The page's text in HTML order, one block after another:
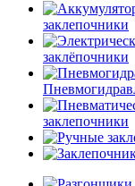
заклепочники
заклёпочники
заклепочники